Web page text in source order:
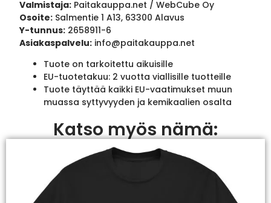
Valmistaja: Paitakauppa.net / WebCube Oy
Osoite: Salmentie 1 A13, 63300 Alavus
Y-tunnus: 2658911-6
Asiakaspalvelu: info@paitakauppa.net
Tuote on tarkoitettu aikuisille
EU-tuotetakuu: 2 vuotta viallisille tuotteille
Tuote täyttää kaikki EU-vaatimukset muun
muassa syttyvyyden ja kemikaalien osalta
Katso myös nämä: